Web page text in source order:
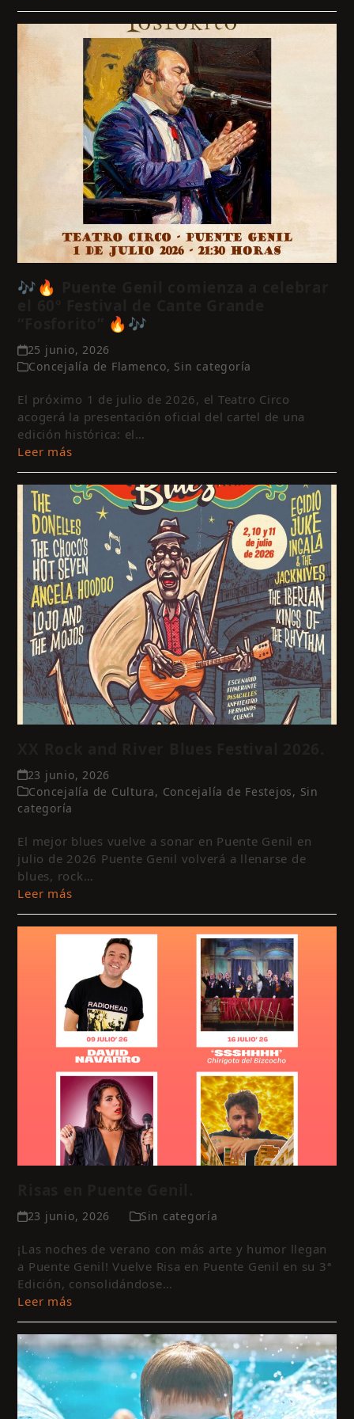
🎶🔥 Puente Genil comienza a celebrar
“Fosforito” 🔥🎶
25 junio, 2026
Concejalía de Flamenco, Sin categoría
El próximo 1 de julio de 2026, el Teatro Circo
acogerá la presentación oficial del cartel de una
edición histórica: el…
Leer más
23 junio, 2026
Concejalía de Cultura, Concejalía de Festejos, Sin
categoría
El mejor blues vuelve a sonar en Puente Genil en
julio de 2026 Puente Genil volverá a llenarse de
blues, rock…
Leer más
23 junio, 2026 Sin categoría
¡Las noches de verano con más arte y humor llegan
a Puente Genil! Vuelve Risa en Puente Genil en su 3ª
Edición, consolidándose…
Leer más